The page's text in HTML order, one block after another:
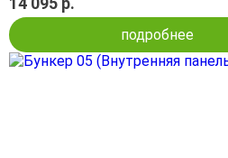
подробнее